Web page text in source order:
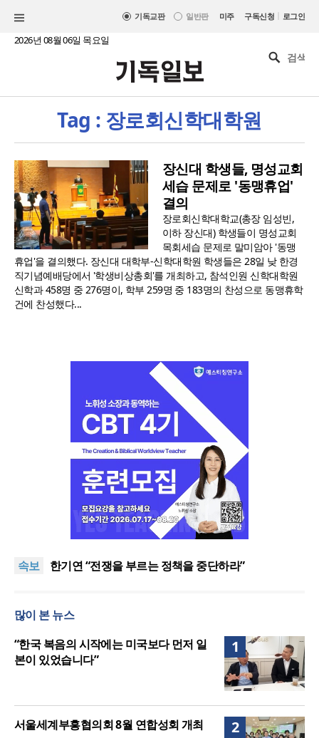
기독교판 일반판 미주 구독신청 | 로그인
2026년 08월 06일 목요일
Tag : 장로회신학대학원
장신대 학생들, 명성교회
세습 문제로 '동맹휴업'
결의
장로회신학대학교(총장 임성빈,
이하 장신대) 학생들이 명성교회
목회세습 문제로 말미암아 '동맹
휴업'을 결의했다. 장신대 대학부-신학대학원 학생들은 28일 낮 한경
직기념예배당에서 '학생비상총회'를 개최하고, 참석인원 신학대학원
신학과 458명 중 276명이, 학부 259명 중 183명의 찬성으로 동맹휴학
건에 찬성했다...
속보
“한국 복음의 시작에는 미국보다 먼저 일본이 있었습
주길”
한기연 “전쟁을 부르는 정책을 중단하라”
성회 위해 협력
“한국 복음의 시작에는 미국보다 먼저 일본이 있었습
“기도로 시작한 스틸 美 대사, 한미동맹의 가교 되어
주길”
많이 본 뉴스
1
“한국 복음의 시작에는 미국보다 먼저 일
본이 있었습니다”
2
서울세계부흥협의회 8월 연합성회 개최